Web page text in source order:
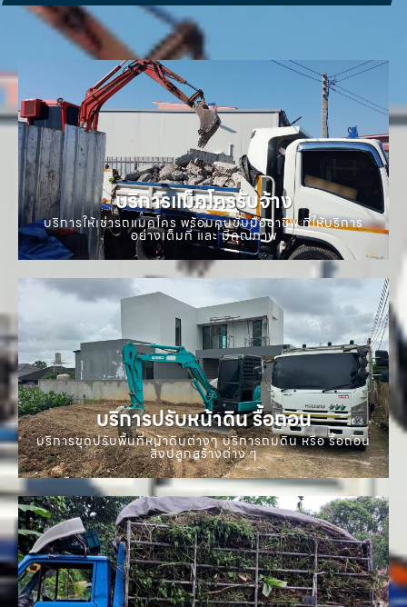
บริการแม็คโครรับจ้าง
บริการให้เช่ารถแมคโคร พร้อมคนขับมืออาชีพ ที่ให้บริการ
อย่างเต็มที่ และ มีคุณภาพ
บริการปรับหน้าดิน รื้อถอน
บริการขุดปรับพื้นที่หน้าดินต่างๆ บริการถมดิน หรือ รื้อถอน
สิ่งปลูกสร้างต่าง ๆ